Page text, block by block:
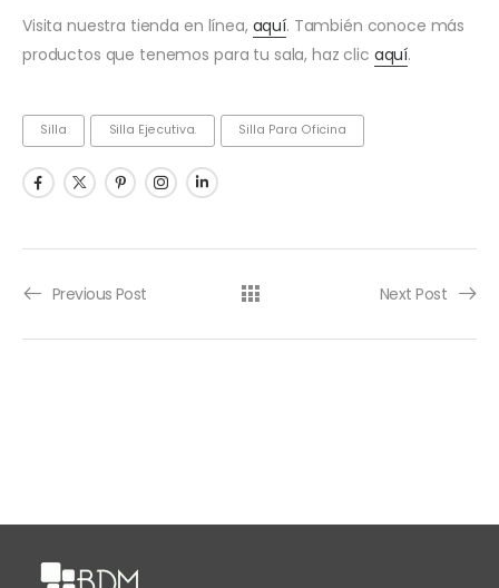
Visita nuestra tienda en línea, aquí. También conoce más
productos que tenemos para tu sala, haz clic aquí.
Silla Silla Ejecutiva. Silla Para Oficina
Previous Post Next Post